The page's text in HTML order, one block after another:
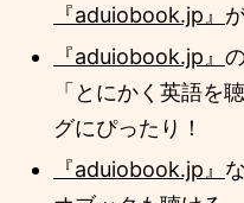
『aduiobook.jp』
『aduiobook.jp』
「とにかく英語を
グにぴったり！
『aduiobook.jp』